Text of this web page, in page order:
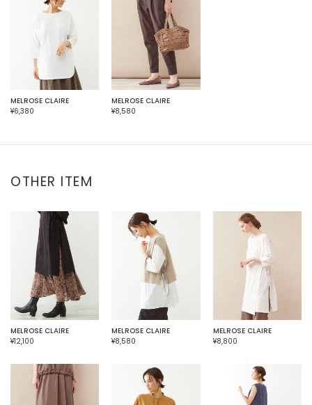
MELROSE CLAIRE
¥6,380
MELROSE CLAIRE
¥8,580
OTHER ITEM
MELROSE CLAIRE
¥12,100
MELROSE CLAIRE
¥8,580
MELROSE CLAIRE
¥8,800